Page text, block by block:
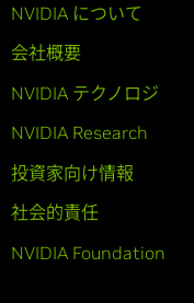
NVIDIA について
会社概要
NVIDIA テクノロジ
NVIDIA Research
投資家向け情報
社会的責任
NVIDIA Foundation